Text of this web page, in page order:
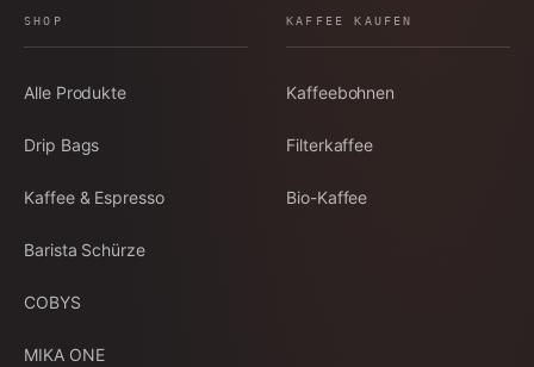
SHOP
Alle Produkte
Drip Bags
Kaffee & Espresso
Barista Schürze
COBYS
MIKA ONE
KAFFEE KAUFEN
Kaffeebohnen
Filterkaffee
Bio-Kaffee